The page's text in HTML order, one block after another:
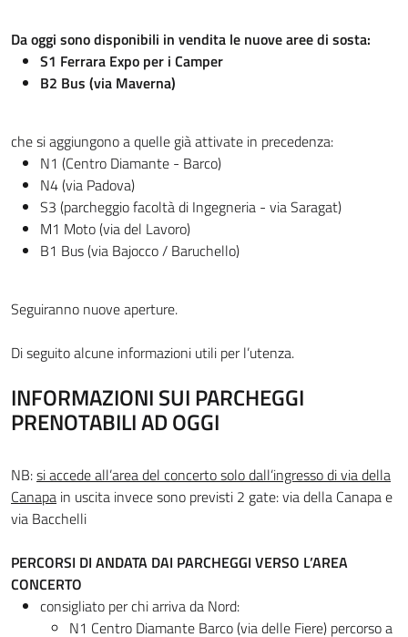
Da oggi sono disponibili in vendita le nuove aree di sosta:
S1 Ferrara Expo per i Camper
B2 Bus (via Maverna)
che si aggiungono a quelle già attivate in precedenza:
N1 (Centro Diamante - Barco)
N4 (via Padova)
S3 (parcheggio facoltà di Ingegneria - via Saragat)
M1 Moto (via del Lavoro)
B1 Bus (via Bajocco / Baruchello)
Seguiranno nuove aperture.
Di seguito alcune informazioni utili per l’utenza.
INFORMAZIONI SUI PARCHEGGI
PRENOTABILI AD OGGI
NB:si accede all’area del concerto solo dall’ingresso di via della
Canapa in uscita invece sono previsti 2 gate: via della Canapa e
via Bacchelli
PERCORSI DI ANDATA DAI PARCHEGGI VERSO L’AREA
CONCERTO
consigliato per chi arriva da Nord:
N1 Centro Diamante Barco (via delle Fiere) percorso a